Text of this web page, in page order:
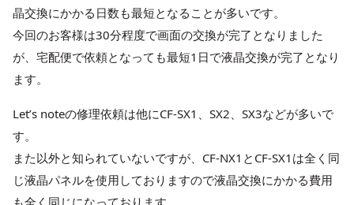
晶交換にかかる日数も最短となることが多いです。
今回のお客様は30分程度で画面の交換が完了となりました
が、宅配便で依頼となっても最短1日で液晶交換が完了となり
ます。
Let’s noteの修理依頼は他にCF-SX1、SX2、SX3などが多いで
す。
また以外と知られていないですが、CF-NX1とCF-SX1は全く同
じ液晶パネルを使用しておりますので液晶交換にかかる費用
も全く同じになっております。